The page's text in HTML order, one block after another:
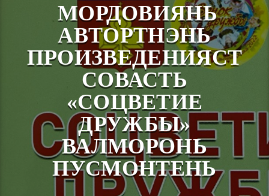
МОРДОВИЯНЬ
АВТОРТНЭНЬ
ПРОИЗВЕДЕНИЯСТ
СОВАСТЬ
«СОЦВЕТИЕ
ДРУЖБЫ»
ВАЛМОРОНЬ
ПУСМОНТЕНЬ